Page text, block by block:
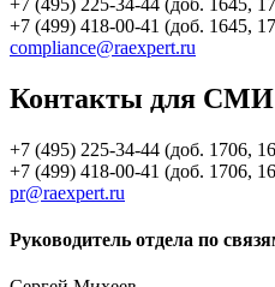
+7 (499) 418-00-41 (доб. 1645,
compliance@raexpert.ru
Контакты для СМИ
+7 (495) 225-34-44 (доб. 1706,
+7 (499) 418-00-41 (доб. 1706,
pr@raexpert.ru
Руководитель отдела по